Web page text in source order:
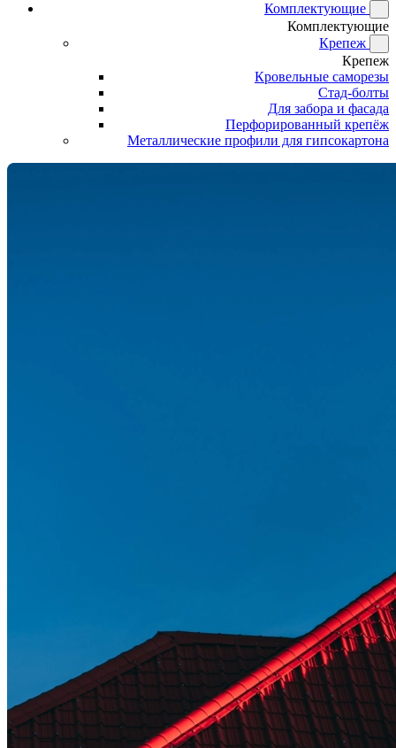
Комплектующие
Комплектующие
Крепеж
Крепеж
Кровельные саморезы
Стад-болты
Для забора и фасада
Перфорированный крепёж
Металлические профили для гипсокартона